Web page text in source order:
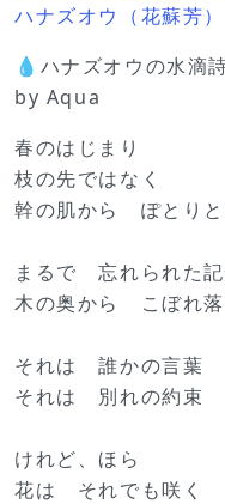
ハナズオウ（花蘇芳）
💧ハナズオウの水滴
by Aqua
春のはじまり
枝の先ではなく
幹の肌から ぽとりと
まるで 忘れられた
木の奥から こぼれ落
それは 誰かの言葉
それは 別れの約束
けれど、ほら
花は それでも咲く